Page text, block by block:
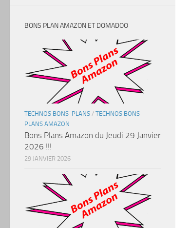
BONS PLAN AMAZON ET DOMADOO
TECHNOS BONS-PLANS / TECHNOS BONS-
PLANS AMAZON
Bons Plans Amazon du Jeudi 29 Janvier
2026 !!!
29 JANVIER 2026